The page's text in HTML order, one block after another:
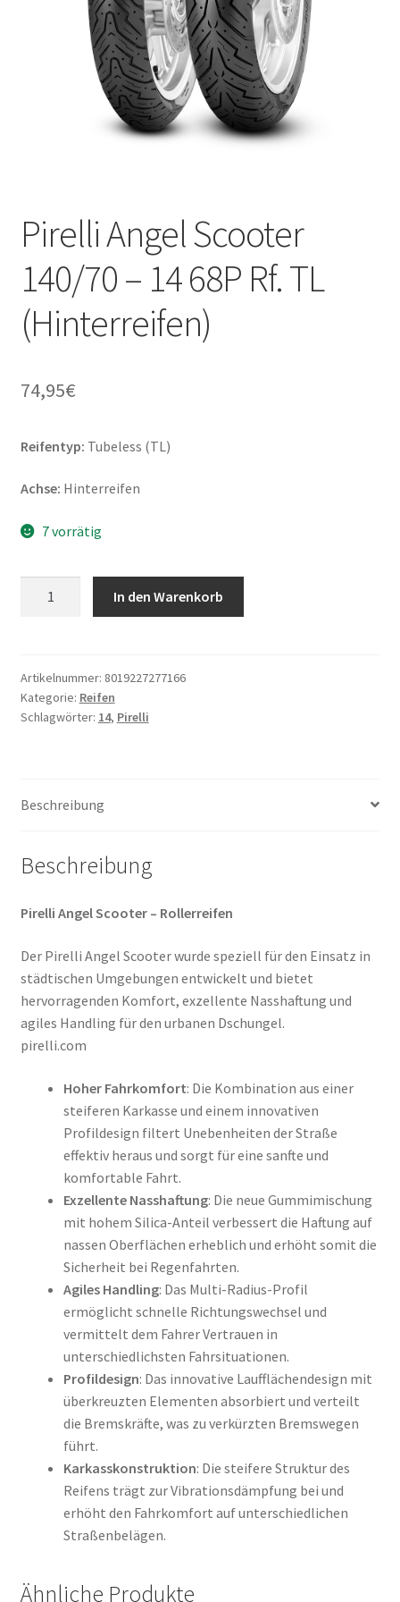
Pirelli Angel Scooter
140/70 – 14 68P Rf. TL
(Hinterreifen)
74,95€
Reifentyp: Tubeless (TL)
Achse: Hinterreifen
7 vorrätig
-
14
68P
Menge
In den Warenkorb
Artikelnummer: 8019227277166
Kategorie: Reifen
Schlagwörter: 14, Pirelli
Beschreibung
Beschreibung
Pirelli Angel Scooter – Rollerreifen
Der Pirelli Angel Scooter wurde speziell für den Einsatz in
städtischen Umgebungen entwickelt und bietet
hervorragenden Komfort, exzellente Nasshaftung und
agiles Handling für den urbanen Dschungel.
pirelli.com
Hoher Fahrkomfort: Die Kombination aus einer
steiferen Karkasse und einem innovativen
Profildesign filtert Unebenheiten der Straße
effektiv heraus und sorgt für eine sanfte und
komfortable Fahrt.
Exzellente Nasshaftung: Die neue Gummimischung
mit hohem Silica-Anteil verbessert die Haftung auf
nassen Oberflächen erheblich und erhöht somit die
Sicherheit bei Regenfahrten.
Agiles Handling: Das Multi-Radius-Profil
ermöglicht schnelle Richtungswechsel und
vermittelt dem Fahrer Vertrauen in
unterschiedlichsten Fahrsituationen.
Profildesign: Das innovative Laufflächendesign mit
überkreuzten Elementen absorbiert und verteilt
die Bremskräfte, was zu verkürzten Bremswegen
führt.
Karkasskonstruktion: Die steifere Struktur des
Reifens trägt zur Vibrationsdämpfung bei und
erhöht den Fahrkomfort auf unterschiedlichen
Straßenbelägen.
Ähnliche Produkte